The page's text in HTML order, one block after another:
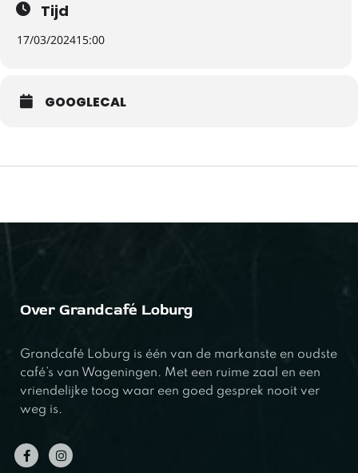
Tijd
17/03/202415:00
GOOGLECAL
Over Grandcafé Loburg
Grandcafé Loburg is één van de markanste en oudste
café’s van Wageningen. Met een ruime zaal en een
vriendelijke toog waar een goed gesprek nooit ver
weg is.